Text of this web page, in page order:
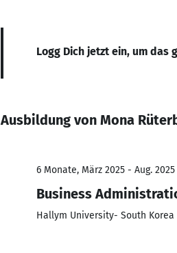
Logg Dich jetzt ein, um das
Ausbildung von Mona
6 Monate, März 2025 - Aug. 2025
Business
Hallym University- South Korea